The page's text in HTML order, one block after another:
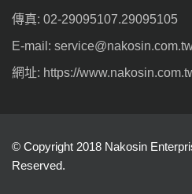
傳真: 02-29095107.29095105
E-mail:
網址: https://
© Copyright 2018 Nakosin
Reserved.